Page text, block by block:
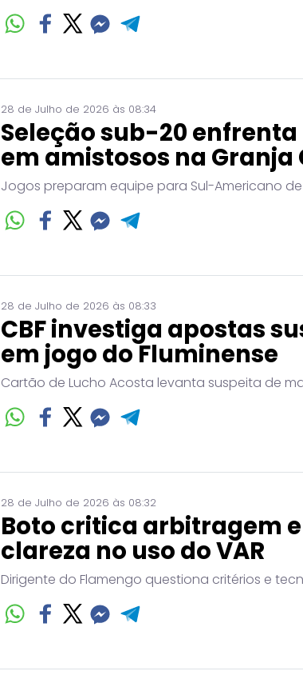
28 de Julho de 2026 às 08:34
Seleção sub-20 enfrenta
em amistosos na Granja
Jogos preparam equipe para Sul-Americano de
28 de Julho de 2026 às 08:33
CBF investiga apostas
em jogo do Fluminense
Cartão de Lucho Acosta levanta suspeita de
28 de Julho de 2026 às 08:32
Boto critica arbitragem
clareza no uso do VAR
Dirigente do Flamengo questiona critérios e